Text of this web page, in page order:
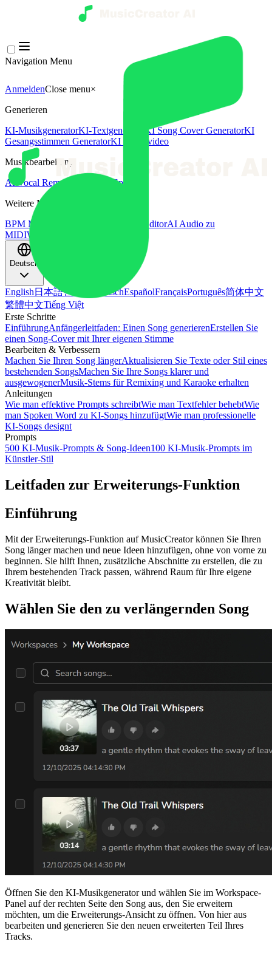
Navigation Menu
AnmeldenClose menu×
Generieren
KI-MusikgeneratorKI-Textgenerator KI Song Cover GeneratorKI
Gesangsstimmen GeneratorKI Musikvideo
Musikbearbeitung
AI Vocal Remover
KI-Stem-Splitter
Weitere Musikwerkzeuge
BPM Messer
AI MIDI EditorAI Audio zu
MIDIWeitere Tools
Deutsch
English 日本語한국어 DeutschEspañolFrançaisPortuguês简体中文
繁體中文Tiếng Việt
Erste Schritte
EinführungAnfängerleitfaden: Einen Song generierenErstellen Sie
einen Song-Cover mit Ihrer eigenen Stimme
Bearbeiten & Verbessern
Machen Sie Ihren Song längerAktualisieren Sie Texte oder Stil eines
bestehenden SongsMachen Sie Ihre Songs klarer und
ausgewogenerMusik-Stems für Remixing und Karaoke erhalten
Anleitungen
Wie man effektive Prompts schreibtWie man Textfehler behebtWie
man Spoken Word zu KI-Songs hinzufügtWie man professionelle
KI-Songs designt
Prompts
500 KI-Musik-Prompts & Song-Ideen100 KI-Musik-Prompts im
Künstler-Stil
Leitfaden zur Erweiterungs-Funktion
Einführung
Mit der Erweiterungs-Funktion auf MusicCreator können Sie Ihren
Song länger machen und neue Ideen hinzufügen, ohne von vorne zu
beginnen. Sie hilft Ihnen, zusätzliche Abschnitte zu erstellen, die zu
Ihrem bestehenden Track passen, während Raum für Ihre eigene
Kreativität bleibt.
Wählen Sie den zu verlängernden Song
Öffnen Sie den KI-Musikgenerator und wählen Sie im Workspace-
Panel auf der rechten Seite den Song aus, den Sie erweitern
möchten, um die Erweiterungs-Ansicht zu öffnen. Von hier aus
bearbeiten und generieren Sie den neuen erweiterten Teil Ihres
Tracks.